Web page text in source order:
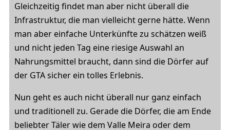
Gleichzeitig findet man aber nicht überall die
Infrastruktur, die man vielleicht gerne hätte. Wenn
man aber einfache Unterkünfte zu schätzen weiß
und nicht jeden Tag eine riesige Auswahl an
Nahrungsmittel braucht, dann sind die Dörfer auf
der GTA sicher ein tolles Erlebnis.
Nun geht es auch nicht überall nur ganz einfach
und traditionell zu. Gerade die Dörfer, die am Ende
beliebter Täler wie dem Valle Meira oder dem